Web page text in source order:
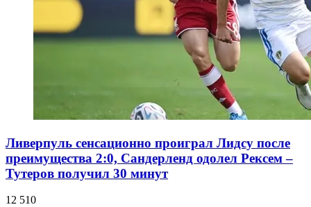
Ливерпуль сенсационно проиграл Лидсу после
преимущества 2:0, Сандерленд одолел Рексем –
Тутеров получил 30 минут
12 510